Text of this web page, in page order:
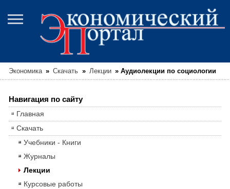
Экономика » Скачать » Лекции » Аудиолекции по социологии
Навигация по сайту
Главная
Скачать
Учебники - Книги
Журналы
Лекции
Курсовые работы